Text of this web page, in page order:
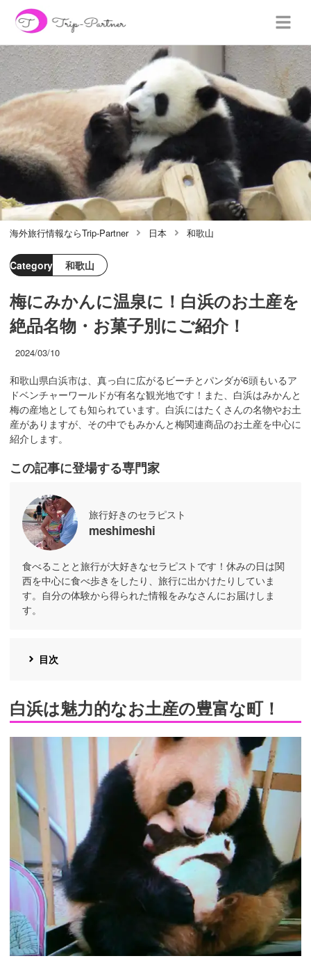
海外旅行情報ならTrip-Partner 日本 和歌山
Category 和歌山
梅にみかんに温泉に！白浜のお土産を
絶品名物・お菓子別にご紹介！
2024/03/10
和歌山県白浜市は、真っ白に広がるビーチとパンダが6頭もいるア
ドベンチャーワールドが有名な観光地です！また、白浜はみかんと
梅の産地としても知られています。白浜にはたくさんの名物やお土
産がありますが、その中でもみかんと梅関連商品のお土産を中心に
紹介します。
この記事に登場する専門家
旅行好きのセラピスト
meshimeshi
食べることと旅行が大好きなセラピストです！休みの日は関
西を中心に食べ歩きをしたり、旅行に出かけたりしていま
す。自分の体験から得られた情報をみなさんにお届けしま
す。
目次
白浜は魅力的なお土産の豊富な町！